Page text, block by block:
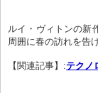
ルイ・ヴィトンの新
周囲に春の訪れを告
【関連記事】:テクノ